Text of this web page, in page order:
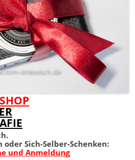
Sich-Selber-Schenken:
und Anmeldung